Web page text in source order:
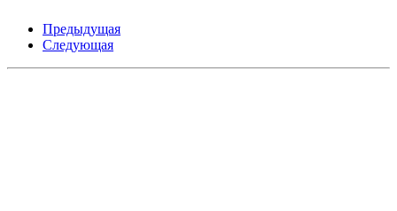
Предыдущая
Следующая